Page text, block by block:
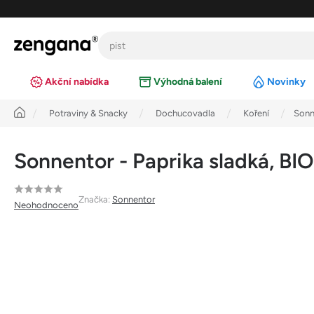
obsah
Akční nabídka Výhodná balení Novinky
Úvod Potraviny & Snacky Dochucovadla Koření
Sonnentor - Paprika sladká,
Průměrné
hodnocení
Neohodnoceno
Značka: Sonnentor